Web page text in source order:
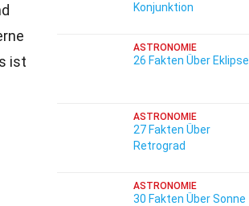
ist
Konjunktion
ASTRONOMIE
26 Fakten Über Eklipse
ASTRONOMIE
27 Fakten Über
Retrograd
ASTRONOMIE
30 Fakten Über Sonne